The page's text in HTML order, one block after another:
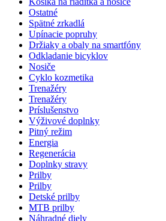
Ostatné
Spätné zrkadlá
Upínacie popruhy
Držiaky a obaly na smartfóny
Odkladanie bicyklov
Nosiče
Cyklo kozmetika
Trenažéry
Trenažéry
Príslušenstvo
Výživové doplnky
Pitný režim
Energia
Regenerácia
Doplnky stravy
Prilby
Prilby
Detské prilby
MTB prilby
Náhradné diely